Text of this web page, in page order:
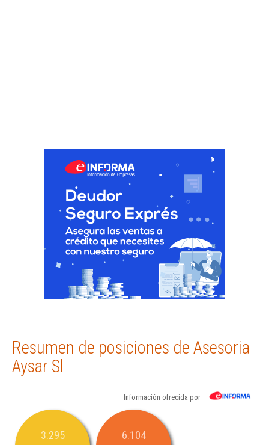
Resumen de posiciones de Asesoria
Aysar Sl
Información ofrecida por
3.295 6.104